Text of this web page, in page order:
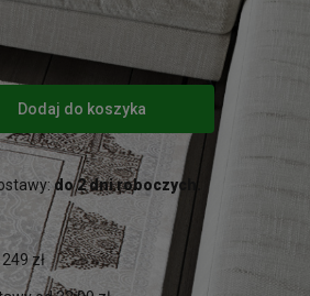
do 2 dni roboczych.
zł
od 22.99 zł
wszystkie